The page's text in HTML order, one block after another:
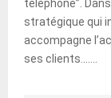
téléphone”.
stratégique qui
accompagne
ses clients.......